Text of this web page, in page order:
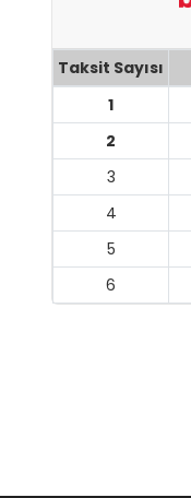
Taksit Sayısı
1
2
3
4
5
6